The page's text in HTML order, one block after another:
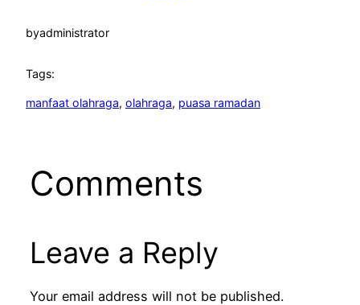
byadministrator
Tags:
manfaat olahraga, olahraga, puasa ramadan
Comments
Leave a Reply
Your email address will not be published.